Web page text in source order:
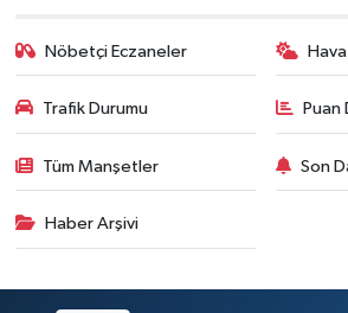
Nöbetçi Eczaneler
Trafik Durumu Puan
Tüm Manşetler Son
Haber Arşivi